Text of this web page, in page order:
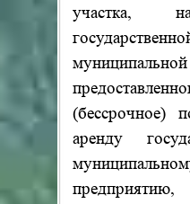
участка,
(бессрочное)
аренду
предприятию,